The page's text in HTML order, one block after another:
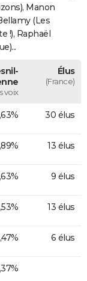
Manon
(Les
!), Raphaël
voix
Élus
(France)
30 élus
13 élus
9 élus
13 élus
6 élus